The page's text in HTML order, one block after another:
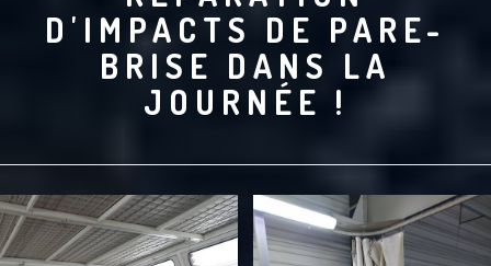
D'IMPACTS DE PARE-
BRISE DANS LA
JOURNÉE !